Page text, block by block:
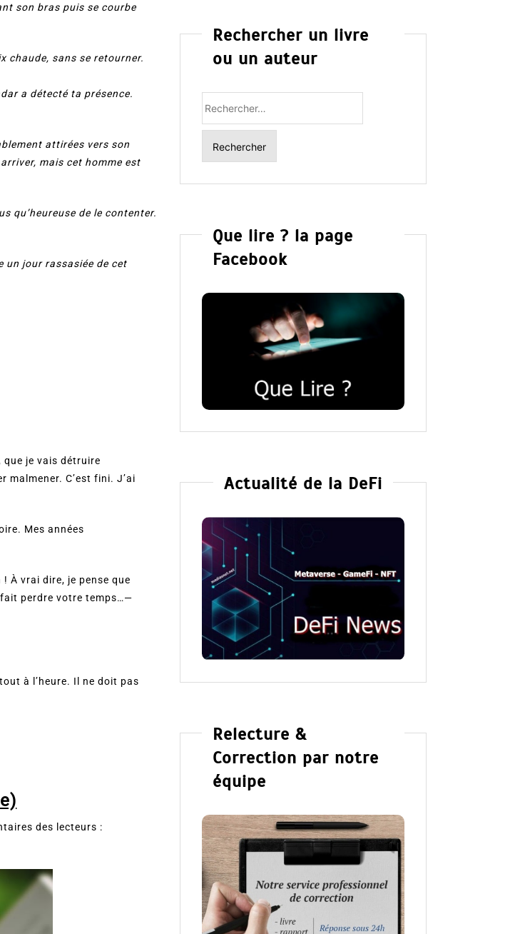
son bras puis se courbe
chaude, sans se retourner.
a détecté ta présence.
attirées vers son
mais cet homme est
qu’heureuse de le contenter.
un jour rassasiée de cet
que je vais détruire
malmener. C’est fini. J’ai
Mes années
À vrai dire, je pense que
fait perdre votre temps…—
à l’heure. Il ne doit pas
des lecteurs :
Rechercher un livre
ou un auteur
Que lire ? la page
Facebook
Actualité de la DeFi
Relecture &
Correction par notre
équipe